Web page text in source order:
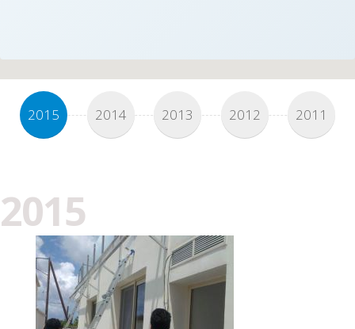
2015 2014 2013 2012 2011
2015